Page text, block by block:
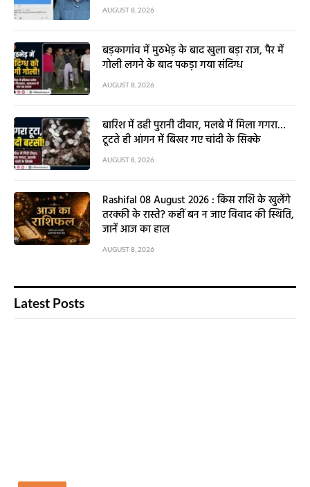
AUGUST 8, 2026
बड़कागांव में मुठभेड़ के बाद खुला बड़ा राज, पैर में
गोली लगने के बाद पकड़ा गया संदिग्ध
AUGUST 8, 2026
बारिश में ढही पुरानी दीवार, मलबे में मिला गगरा…
टूटते ही आंगन में बिखर गए चांदी के सिक्के
AUGUST 8, 2026
Rashifal 08 August 2026 : किस राशि के खुलेंगे
तरक्की के रास्ते? कहीं बन न जाए विवाद की स्थिति,
जानें आज का हाल
AUGUST 8, 2026
Latest Posts